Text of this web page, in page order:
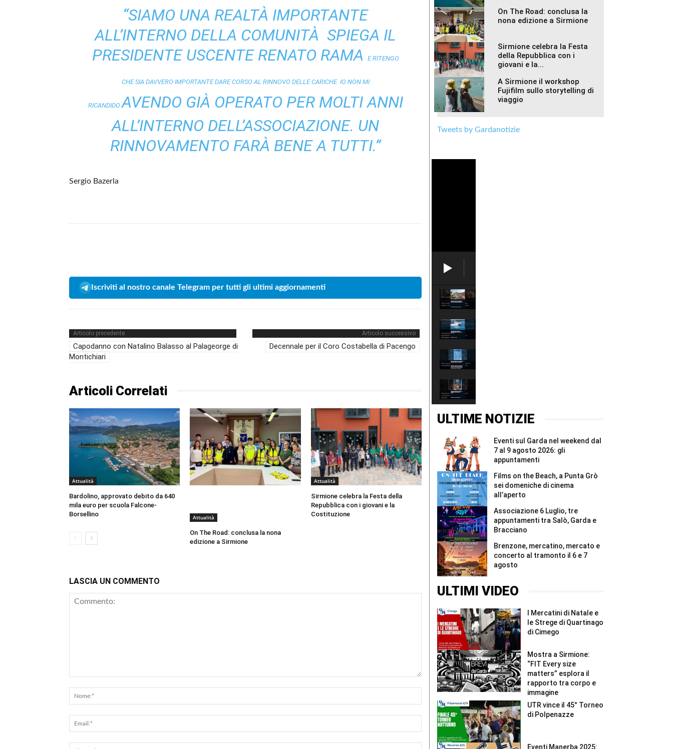
“SIAMO UNA REALTÀ IMPORTANTE
ALL’INTERNO DELLA COMUNITÀ ­ SPIEGA IL
PRESIDENTE USCENTE RENATO RAMA
E RITENGO
CHE SIA DAVVERO IMPORTANTE DARE CORSO AL RINNOVO DELLE CARICHE. IO NON MI
RICANDIDOAVENDO GIÀ OPERATO PER MOLTI ANNI
ALL’INTERNO DELL’ASSOCIAZIONE. UN
RINNOVAMENTO FARÀ BENE A TUTTI.”
Sergio Bazerla
Iscriviti al nostro canale Telegram per tutti gli ultimi aggiornamenti
Articolo precedente
Capodanno con Natalino Balasso al Palageorge di
Montichiari
Articolo successivo
Decennale per il Coro Costabella di Pacengo
Articoli Correlati
Attualità
Bardolino, approvato debito da 640
mila euro per scuola Falcone-
Borsellino
Attualità
On The Road: conclusa la nona
edizione a Sirmione
Attualità
Sirmione celebra la Festa della
Repubblica con i giovani e la
Costituzione
LASCIA UN COMMENTO
Nome:*
Email:*
On The Road: conclusa la
nona edizione a Sirmione
Sirmione celebra la Festa
della Repubblica con i
giovani e la...
A Sirmione il workshop
Fujifilm sullo storytelling di
viaggio
Tweets by Gardanotizie
domeniche
di
all’aperto
#Shorts
concerto
al
agosto
#Shorts
ULTIME NOTIZIE
Eventi sul Garda nel weekend dal
7 al 9 agosto 2026: gli
appuntamenti
Films on the Beach, a Punta Grò
sei domeniche di cinema
all’aperto
Associazione 6 Luglio, tre
appuntamenti tra Salò, Garda e
Bracciano
Brenzone, mercatino, mercato e
concerto al tramonto il 6 e 7
agosto
ULTIMI VIDEO
I Mercatini di Natale e
le Strege di Quartinago
di Cimego
Mostra a Sirmione:
“FIT Every size
matters” esplora il
rapporto tra corpo e
immagine
UTR vince il 45° Torneo
di Polpenazze
Eventi Manerba 2025: